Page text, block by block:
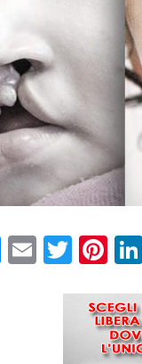
Messenger
Email